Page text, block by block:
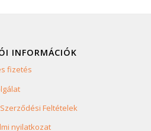
INFORMÁCIÓK
fizetés
Feltételek
nyilatkozat